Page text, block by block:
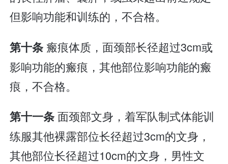
但影响功能和训练的，不合格。
第十条 瘢痕体质，面颈部长径超过3cm或
影响功能的瘢痕，其他部位影响功能的瘢
痕，不合格。
第十一条面颈部文身，着军队制式体能训
练服其他裸露部位长径超过3cm的文身，
其他部位长径超过10cm的文身，男性文